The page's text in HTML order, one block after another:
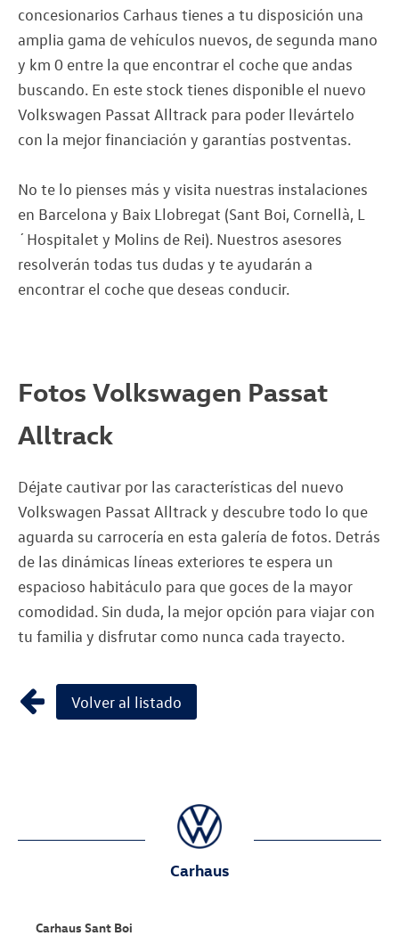
concesionarios Carhaus tienes a tu disposición una
amplia gama de vehículos nuevos, de segunda mano
y km 0 entre la que encontrar el coche que andas
buscando. En este stock tienes disponible el nuevo
Volkswagen Passat Alltrack para poder llevártelo
con la mejor financiación y garantías postventas.
No te lo pienses más y visita nuestras instalaciones
en Barcelona y Baix Llobregat (Sant Boi, Cornellà, L
´Hospitalet y Molins de Rei). Nuestros asesores
resolverán todas tus dudas y te ayudarán a
encontrar el coche que deseas conducir.
Fotos Volkswagen Passat
Alltrack
Déjate cautivar por las características del nuevo
Volkswagen Passat Alltrack y descubre todo lo que
aguarda su carrocería en esta galería de fotos. Detrás
de las dinámicas líneas exteriores te espera un
espacioso habitáculo para que goces de la mayor
comodidad. Sin duda, la mejor opción para viajar con
tu familia y disfrutar como nunca cada trayecto.
Volver al listado
Carhaus
Carhaus Sant Boi